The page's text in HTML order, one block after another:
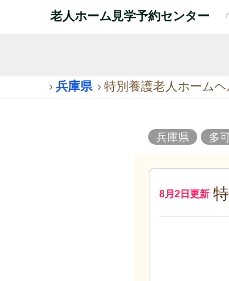
老人ホーム見学予約センター
兵庫県
特別養護老人ホーム
兵庫県 多
8月2日更新